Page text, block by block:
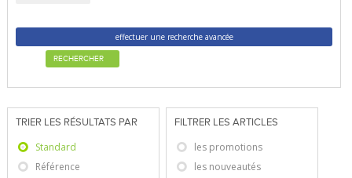
effectuer une recherche avancée
RECHERCHER
TRIER LES RÉSULTATS PAR
Standard
Référence
FILTRER LES ARTICLES
les promotions
les nouveautés